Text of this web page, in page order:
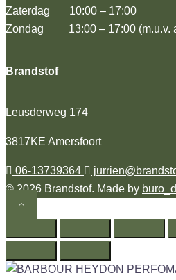
Zaterdag 10:00 – 17:00
Zondag 13:00 – 17:00 (m.u.v.
Brandstof
Leusderweg 174
3817KE Amersfoort
06-13739364
© 2026 Brandstof. Made by